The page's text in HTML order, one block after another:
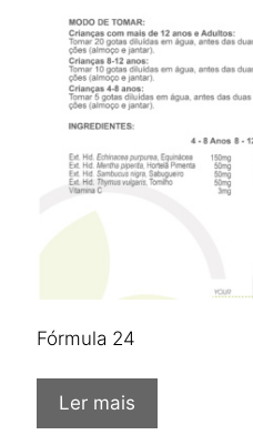
Fórmula 24
Ler mais